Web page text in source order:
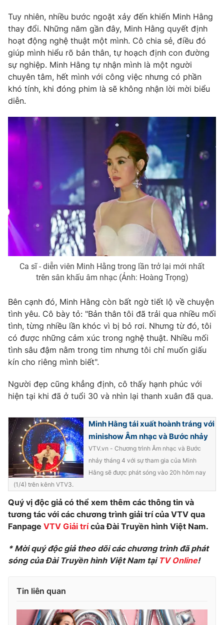
Khán giả
Giải sao mai
Sao
Du lịch
Làm đẹp
Chất lượng cuộc sống
Giáo dục
Tuyển sinh
Học trực tuyến
Công nghệ
Hitech Công nghệ tương lai
Sản phẩm
Tư vấn
Giao lưu trực tuyến
Lịch phát sóng
Chuyên mục khác
Podcast
Infographic
Video Shorts video
VTV Money VTV Thể thao
VTV Sức khoẻ Bất động sản
Thị trường 24h Tấm lòng Việt
VTV4 Vươn mình bằng AI
VTV9
Liên hệ tòa soạn English
THỜI BÁO VTV
Theo dõi báo trên
Cơ quan chủ quản:Đài Truyền hình Việt Nam
Giấy phép hoạt động báo in và báo điện tử số 483/GP-BTTTT
cấp ngày 29/12/2023
Phó Tổng Biên tập:
Tổng đài VTV:024.38 355 931 - 024.38 355 932
Tuy nhiên, nhiều bước ngoặt xảy đến khiến Minh Hằng
thay đổi. Những năm gần đây, Minh Hằng quyết định
hoạt động nghệ thuật một mình. Cô chia sẻ, điều đó
giúp mình hiểu rõ bản thân, tự hoạch định con đường
sự nghiệp. Minh Hằng tự nhận mình là một người
chuyên tâm, hết mình với công việc nhưng có phần
khó tính, khi đóng phim là sẽ không nhận lời mời biểu
diễn.
Ca sĩ - diễn viên Minh Hằng trong lần trở lại mới nhất
trên sân khấu âm nhạc (Ảnh: Hoàng Trọng)
Bên cạnh đó, Minh Hằng còn bất ngờ tiết lộ về chuyện
tình yêu. Cô bày tỏ: "Bản thân tôi đã trải qua nhiều mối
tình, từng nhiều lần khóc vì bị bỏ rơi. Nhưng từ đó, tôi
có được những cảm xúc trong nghệ thuật. Nhiều mối
tình sâu đậm nằm trong tim nhưng tôi chỉ muốn giấu
kín cho riêng mình biết".
Người đẹp cũng khẳng định, cô thấy hạnh phúc với
hiện tại khi đã ở tuổi 30 và nhìn lại thanh xuân đã qua.
Minh Hằng tái xuất hoành tráng với
minishow Âm nhạc và Bước nhảy
VTV.vn - Chương trình Âm nhạc và Bước
nhảy tháng 4 với sự tham gia của Minh
Hằng sẽ được phát sóng vào 20h hôm nay
(1/4) trên kênh VTV3.
Quý vị độc giả có thể xem thêm các thông tin và
tương tác với các chương trình giải trí của VTV qua
Fanpage VTV Giải trícủa Đài Truyền hình Việt Nam.
* Mời quý độc giả theo dõi các chương trình đã phát
sóng của Đài Truyền hình Việt Nam tại TV Online!
Tin liên quan